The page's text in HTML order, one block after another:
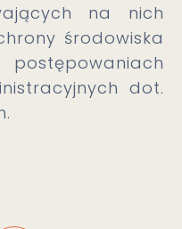
na nich
środowiska
dot.